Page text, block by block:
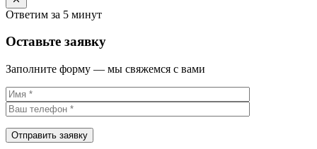
Ответим за 5 минут
Оставьте заявку
Заполните форму — мы свяжемся с вами